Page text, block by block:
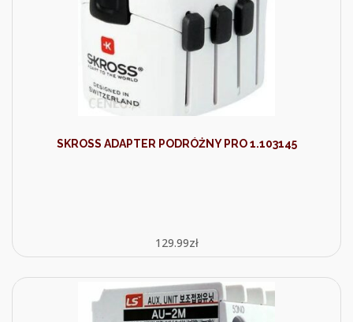
SKROSS ADAPTER PODRÓŻNY PRO 1.103145
129.99zł